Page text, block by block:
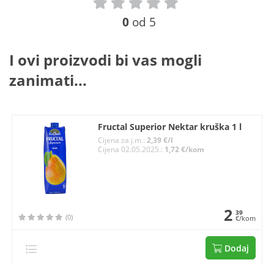
0 od 5
I ovi proizvodi bi vas mogli
zanimati...
Fructal Superior Nektar kruška 1 l
Cijena za j.m.:2,39 €/l
Cijena 02.05.2025.: 1,72 €/kom
(0) 2 39
€/kom
Dodaj